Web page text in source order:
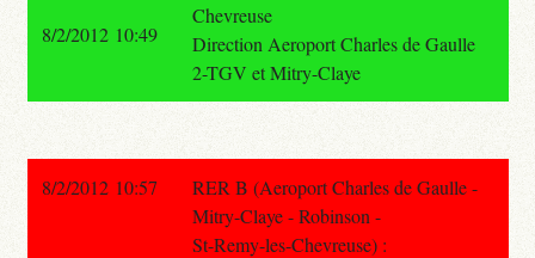
Chevreuse
Direction Aeroport Charles de Gaulle
2-TGV et Mitry-Claye
8/2/2012 10:49
8/2/2012 10:57
RER B (Aeroport Charles de Gaulle -
Mitry-Claye - Robinson -
St-Remy-les-Chevreuse) :